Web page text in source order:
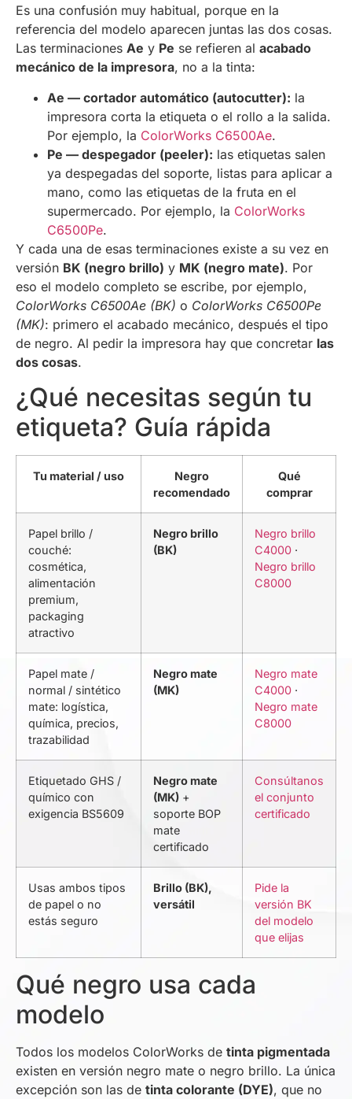
Es una confusión muy habitual, porque en la
referencia del modelo aparecen juntas las dos cosas.
Las terminaciones Ae y Pe se refieren al acabado
mecánico de la impresora, no a la tinta:
Ae — cortador automático (autocutter): la
impresora corta la etiqueta o el rollo a la salida.
Por ejemplo, la ColorWorks C6500Ae.
Pe — despegador (peeler): las etiquetas salen
ya despegadas del soporte, listas para aplicar a
mano, como las etiquetas de la fruta en el
supermercado. Por ejemplo, la ColorWorks
C6500Pe.
Y cada una de esas terminaciones existe a su vez en
versión BK (negro brillo) y MK (negro mate). Por
eso el modelo completo se escribe, por ejemplo,
ColorWorks C6500Ae (BK) o ColorWorks C6500Pe
(MK): primero el acabado mecánico, después el tipo
de negro. Al pedir la impresora hay que concretar las
dos cosas.
¿Qué necesitas según tu
etiqueta? Guía rápida
Tu material / uso
Negro
recomendado
Qué
comprar
Papel brillo /
couché:
cosmética,
alimentación
premium,
packaging
atractivo
Negro brillo
(BK)
Negro brillo
C4000 ·
Negro brillo
C8000
Papel mate /
normal / sintético
mate: logística,
química, precios,
trazabilidad
Negro mate
(MK)
Negro mate
C4000 ·
Negro mate
C8000
Etiquetado GHS /
químico con
exigencia BS5609
Negro mate
(MK) +
soporte BOP
mate
certificado
Consúltanos
el conjunto
certificado
Usas ambos tipos
de papel o no
estás seguro
Brillo (BK),
versátil
Pide la
versión BK
del modelo
que elijas
Qué negro usa cada
modelo
Todos los modelos ColorWorks de tinta pigmentada
existen en versión negro mate o negro brillo. La única
excepción son las de tinta colorante (DYE), que no